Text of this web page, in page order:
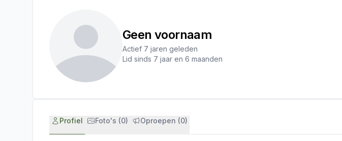
Geen voornaam
Actief 7 jaren geleden
Lid sinds 7 jaar en 6 maanden
Profiel Foto's (0) Oproepen (0)